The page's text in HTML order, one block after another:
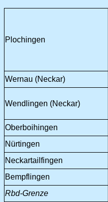
Plochingen
Wernau (Neckar)
Wendlingen (Neckar)
Oberboihingen
Nürtingen
Neckartailfingen
Bempflingen
Rbd-Grenze